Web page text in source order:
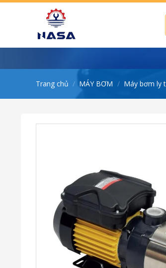
Skip
Trang chủ / MÁY BƠM / Máy bơm ly